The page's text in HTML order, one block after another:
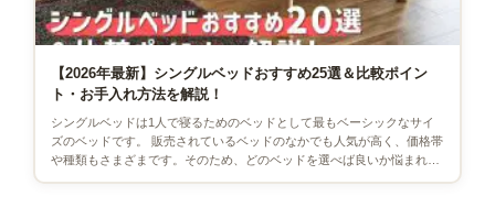
【2026年最新】シングルベッドおすすめ25選＆比較ポイン
ト・お手入れ方法を解説！
シングルベッドは1人で寝るためのベッドとして最もベーシックなサイ
ズのベッドです。 販売されているベッドのなかでも人気が高く、価格帯
や種類もさまざまです。そのため、どのベッドを選べば良いか悩まれる